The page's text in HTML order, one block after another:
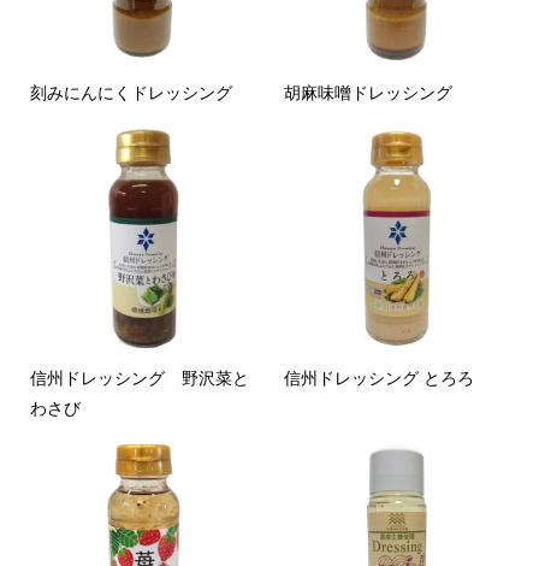
刻みにんにくドレッシング 胡麻味噌ドレッシング
信州ドレッシング 野沢菜と
わさび
信州ドレッシング とろろ